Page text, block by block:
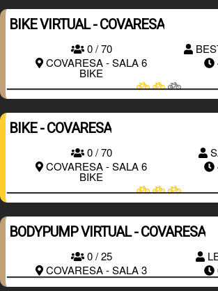
BIKE VIRTUAL - COVARESA
0 / 70
COVARESA - SALA 6
BIKE
RESERVAR
BIKE - COVARESA
0 / 70
COVARESA - SALA 6
BIKE
RESERVAR
BODYPUMP VIRTUAL - COVARESA
0 / 25
COVARESA - SALA 3